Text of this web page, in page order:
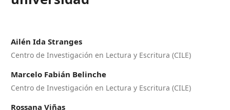
Ailén Ida Stranges
Centro de Investigación en Lectura y Escritura (CILE)
Marcelo Fabián Belinche
Centro de Investigación en Lectura y Escritura (CILE)
Rossana Viñas